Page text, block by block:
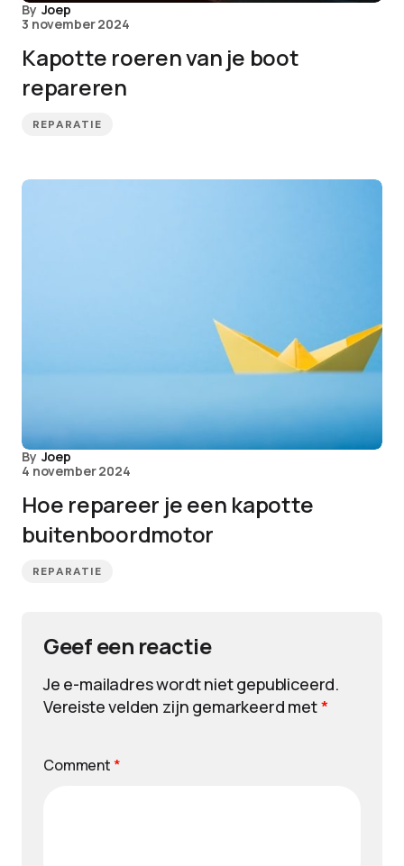
By Joep
3 november 2024
Kapotte roeren van je boot
repareren
REPARATIE
By Joep
4 november 2024
Hoe repareer je een kapotte
buitenboordmotor
REPARATIE
Geef een reactie
Je e-mailadres wordt niet gepubliceerd.
Vereiste velden zijn gemarkeerd met*
Comment *